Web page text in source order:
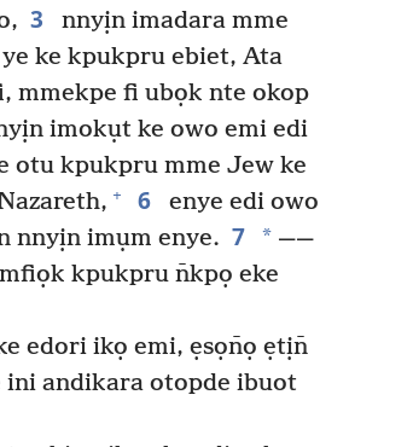
3
nnyịn imadara mme
ke kpukpru ebiet, Ata
mmekpe fi ubọk nte okop
imokụt ke owo emi edi
otu kpukpru mme Jew ke
+ 6
enye edi owo
nnyịn imụm enye. 7 *——
kpukpru n̄kpọ eke
edori ikọ emi, ẹsọn̄ọ ẹtịn̄
ini andikara otopde ibuot